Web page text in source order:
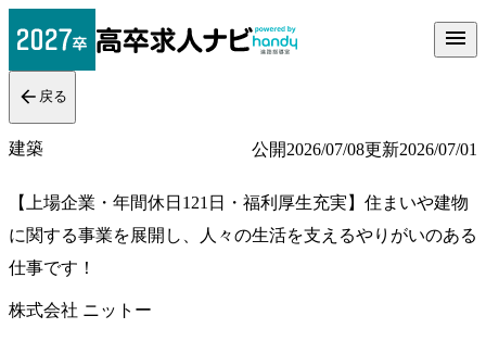
戻る
建築 公開2026/07/08更新2026/07/01
【上場企業・年間休日121日・福利厚生充実】住まいや建物
に関する事業を展開し、人々の生活を支えるやりがいのある
仕事です！
株式会社 ニットー